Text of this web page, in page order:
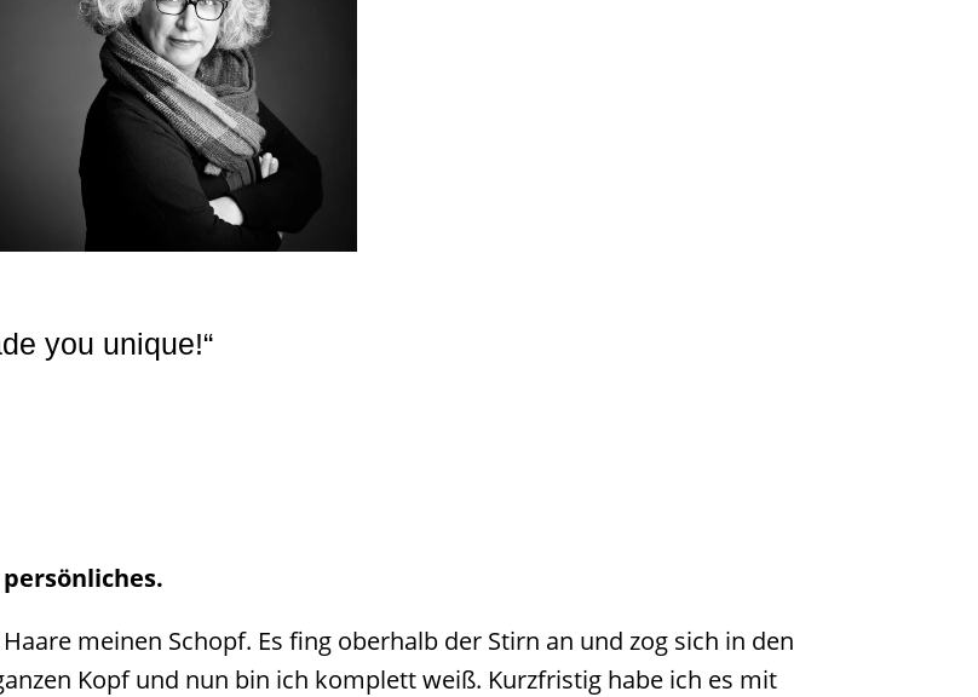
you unique!“
meinen Schopf. Es fing oberhalb der Stirn an und zog sich in den
Kopf und nun bin ich komplett weiß. Kurzfristig habe ich es mit